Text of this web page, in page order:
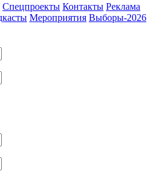
Спецпроекты Контакты Реклама
Мероприятия Выборы-2026